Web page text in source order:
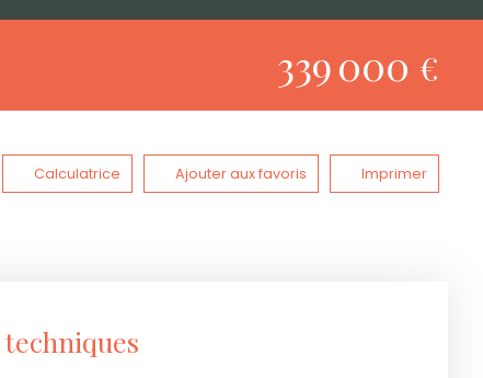
339 000 €
Calculatrice Ajouter aux favoris Imprimer